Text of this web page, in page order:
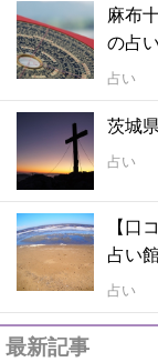
麻布
の占
占い
茨城
占い
【口
占い
占い
最新記事